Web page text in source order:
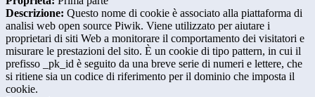
Descrizione: Questo nome di cookie è associato alla piattaforma di
analisi web open source Piwik. Viene utilizzato per aiutare i
proprietari di siti Web a monitorare il comportamento dei visitatori e
misurare le prestazioni del sito. È un cookie di tipo pattern, in cui il
prefisso _pk_id è seguito da una breve serie di numeri e lettere, che
si ritiene sia un codice di riferimento per il dominio che imposta il
cookie.